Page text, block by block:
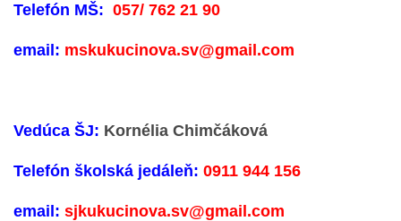
SMERNICE
ORGANIZÁCIA DŇA
Telefón MŠ: 057/ 762 21 90
email: mskukucinova.sv@gmail.com
Vedúca ŠJ: Kornélia Chimčáková
Telefón školská jedáleň: 0911 944 156
email: sjkukucinova.sv@gmail.com